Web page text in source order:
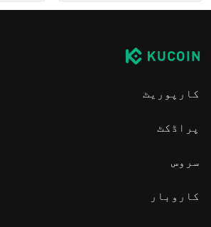
کارپوریٹ
پراڈکٹ
سروس
کاروبار